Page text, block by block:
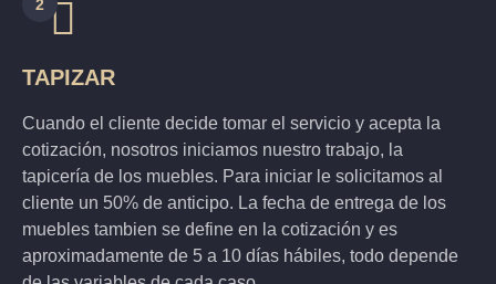
2
TAPIZAR
Cuando el cliente decide tomar el servicio y acepta la
cotización, nosotros iniciamos nuestro trabajo, la
tapicería de los muebles. Para iniciar le solicitamos al
cliente un 50% de anticipo. La fecha de entrega de los
muebles tambien se define en la cotización y es
aproximadamente de 5 a 10 días hábiles, todo depende